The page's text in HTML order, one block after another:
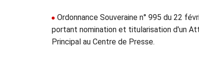
Ordonnance Souveraine n° 995 du 22
portant nomination et titularisation d'un
Principal au Centre de Presse.